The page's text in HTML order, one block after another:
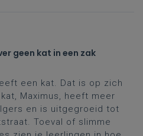
geen kat in een zak
een kat. Dat is op zich
Maximus, heeft meer
en is uitgegroeid tot
Toeval of slimme